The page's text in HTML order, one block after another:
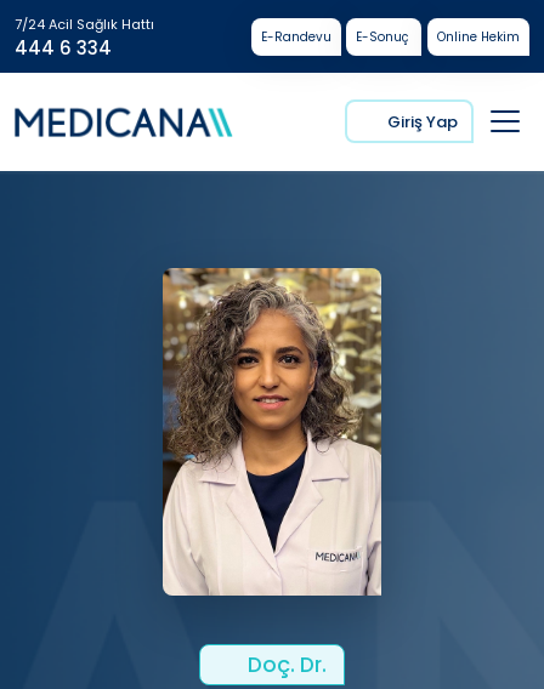
7/24 Acil Sağlık Hattı
444 6 334 E-Randevu E-Sonuç Online Hekim
Giriş Yap
Doç. Dr.